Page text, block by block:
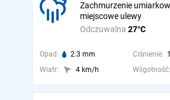
Odczuwalna 27°C
Zachmurzenie
miejscowe ulewy
Opad: 2.3 mm Ciśnienie:
Wiatr:
4 km/h Wilgotność: